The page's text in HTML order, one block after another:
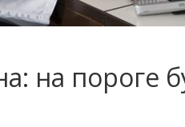
на пороге